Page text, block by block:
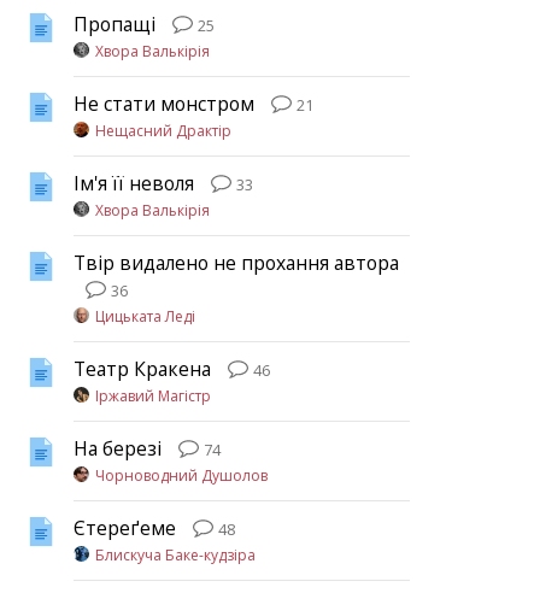
Пропащі
25
Хвора Валькірія
Не стати монстром
21
Нещасний Драктір
Ім'я її неволя
33
Хвора Валькірія
Твір видалено не прохання автора
36
Цицьката Леді
Театр Кракена
46
Іржавий Магістр
На березі
74
Чорноводний Душолов
Єтереґеме
48
Блискуча Баке-кудзіра